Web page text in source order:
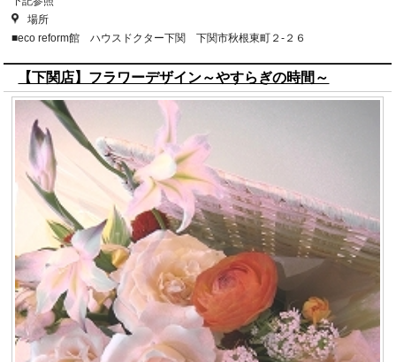
場所
■eco reform館 ハウスドクター下関 下関市秋根東町２-２６
【下関店】フラワーデザイン～やすらぎの時間～